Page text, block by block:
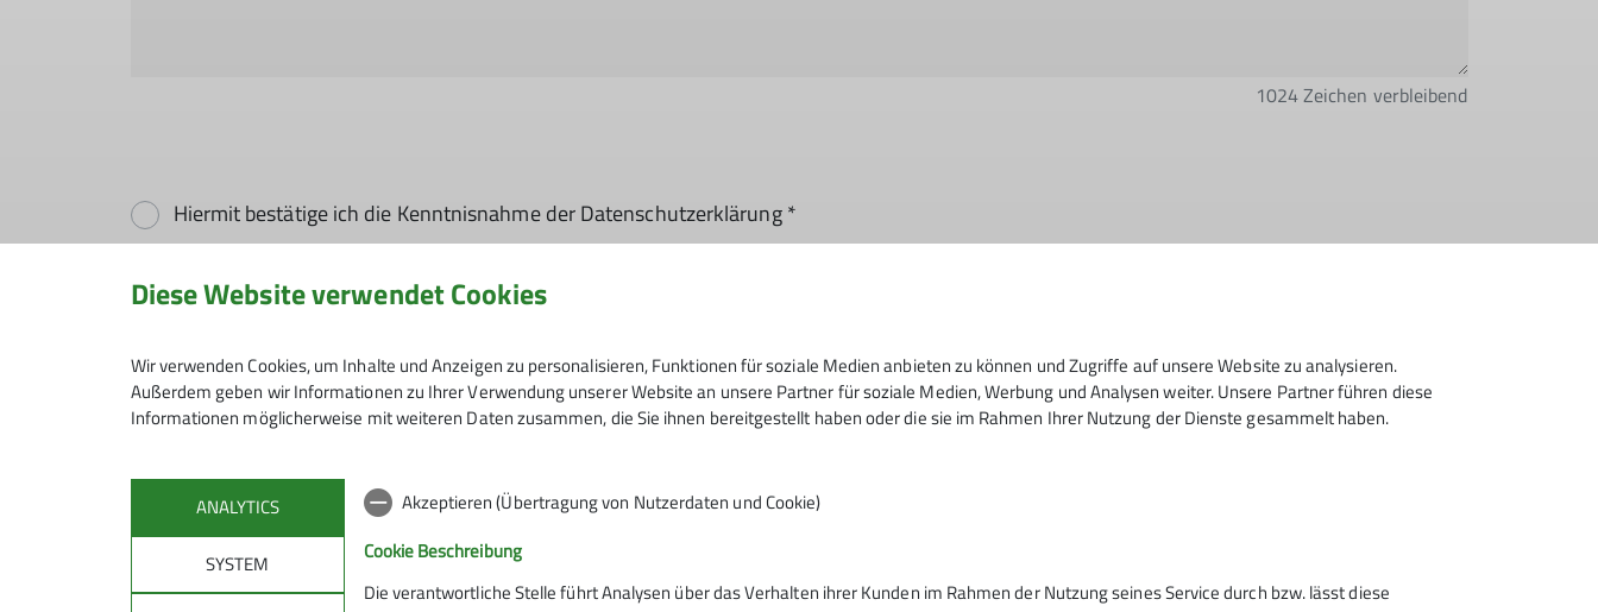
1024Zeichen verbleibend
Hiermit bestätige ich die Kenntnisnahme der Datenschutzerklärung *
Hiermit erkläre ich mich einverstanden, dass meine in das Kontaktformular eingegebenen Daten elektronisch gesichert und zum Zweck der
Mit (*) markierte Felder sind Pflichtfelder
Diese Website verwendet Cookies
Wir verwenden Cookies, um Inhalte und Anzeigen zu personalisieren, Funktionen für soziale Medien anbieten zu können und Zugriffe auf unsere Website zu analysieren.
Außerdem geben wir Informationen zu Ihrer Verwendung unserer Website an unsere Partner für soziale Medien, Werbung und Analysen weiter. Unsere Partner führen diese
Informationen möglicherweise mit weiteren Daten zusammen, die Sie ihnen bereitgestellt haben oder die sie im Rahmen Ihrer Nutzung der Dienste gesammelt haben.
ANALYTICS
SYSTEM
Akzeptieren (Übertragung von Nutzerdaten und Cookie)
Cookie Beschreibung
Die verantwortliche Stelle führt Analysen über das Verhalten ihrer Kunden im Rahmen der Nutzung seines Service durch bzw. lässt diese